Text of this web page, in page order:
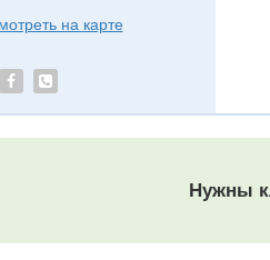
на карте
Нужны